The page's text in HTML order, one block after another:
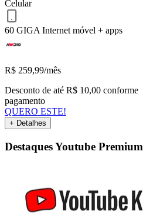
Celular
60 GIGA Internet móvel + apps
R$ 259,99/mês
Desconto de até R$ 10,00 conforme
pagamento
QUERO ESTE!
+ Detalhes
Destaques Youtube Premium